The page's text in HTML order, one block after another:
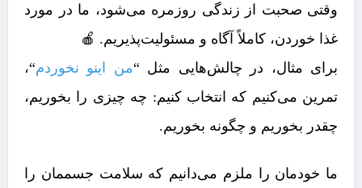
وقتی صحبت از زندگی روزمره می‌شود، ما در مورد
غذا خوردن، کاملاً آگاه و مسئولیت‌پذیریم. 🍎
برای مثال، در چالش‌هایی مثل “من اینو نخوردم“،
تمرین می‌کنیم که انتخاب کنیم: چه چیزی را بخوریم،
چقدر بخوریم و چگونه بخوریم.
ما خودمان را ملزم می‌دانیم که سلامت جسممان را